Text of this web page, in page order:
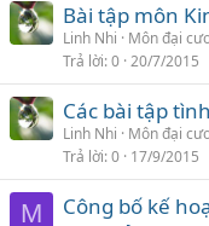
Bài tập môn
Linh Nhi
Môn đại
Trả lời 0 20/7/2015
Các bài tập
Linh Nhi
Môn đại
Trả lời 0 17/9/2015
M
Công bố kế